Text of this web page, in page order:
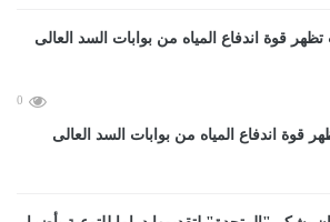
0
قوة اندفاع المياه من بوابات السد العالى